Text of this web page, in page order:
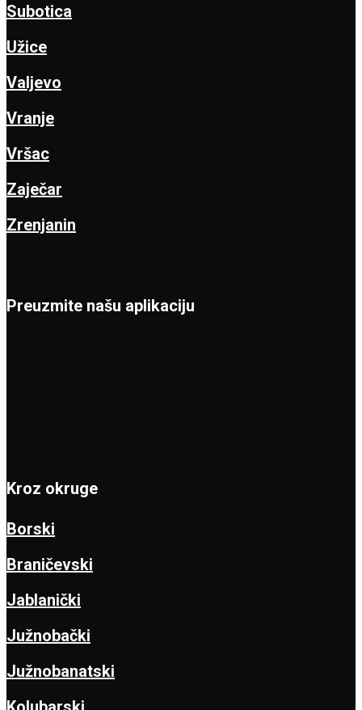
Subotica
Užice
Valjevo
Vranje
Vršac
Zaječar
Zrenjanin
Preuzmite našu aplikaciju
Kroz okruge
Borski
Braničevski
Jablanički
Južnobački
Južnobanatski